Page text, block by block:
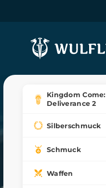
Kingdom Come:
Deliverance 2
Silberschmuck
Schmuck
Waffen